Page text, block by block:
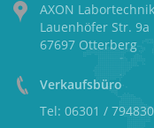
AXON
Lauenhöfer Str. 9a
67697 Otterberg
Verkaufsbüro
Tel: 06301 / 794830